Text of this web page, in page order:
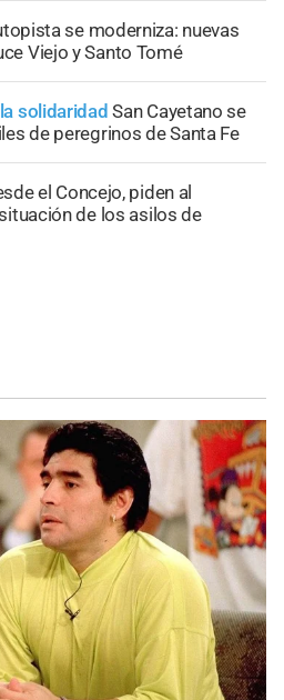
se moderniza: nuevas
Viejo y Santo Tomé
solidaridad San Cayetano se
de peregrinos de Santa Fe
el Concejo, piden al
de los asilos de